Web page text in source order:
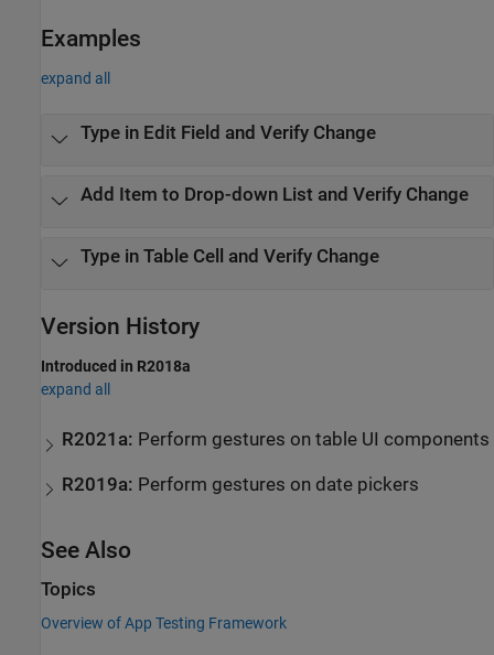
Examples
expand all
Type in Edit Field and Verify Change
Add Item to Drop-down List and Verify Change
Type in Table Cell and Verify Change
Version History
Introduced in R2018a
expand all
R2021a: Perform gestures on table UI components
R2019a: Perform gestures on date pickers
See Also
Topics
Overview of App Testing Framework